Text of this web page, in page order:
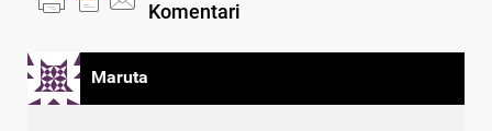
Komentari
Maruta